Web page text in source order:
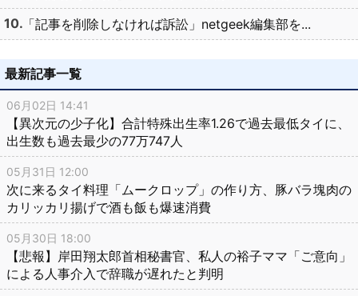
「記事を削除しなければ訴訟」netgeek編集部を...
最新記事一覧
06月02日 14:41
【異次元の少子化】合計特殊出生率1.26で過去最低タイに、
出生数も過去最少の77万747人
05月31日 12:00
次に来るタイ料理「ムークロップ」の作り方、豚バラ塊肉の
カリッカリ揚げで酒も飯も爆速消費
05月30日 18:00
【悲報】岸田翔太郎首相秘書官、私人の裕子ママ「ご意向」
による人事介入で辞職が遅れたと判明